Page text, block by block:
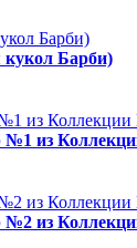
кукол Барби)
из
из